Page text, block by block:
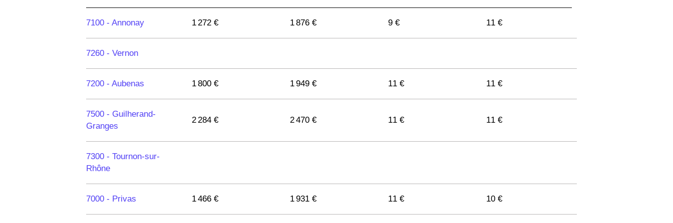
7100 - Annonay 1 272 € 1 876 € 9 € 11 €
7260 - Vernon
7200 - Aubenas 1 800 € 1 949 € 11 € 11 €
7500 - Guilherand-
Granges
2 284 € 2 470 € 11 € 11 €
7300 - Tournon-sur-
Rhône
7000 - Privas 1 466 € 1 931 € 11 € 10 €